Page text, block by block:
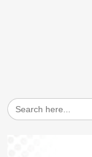
Search
for: